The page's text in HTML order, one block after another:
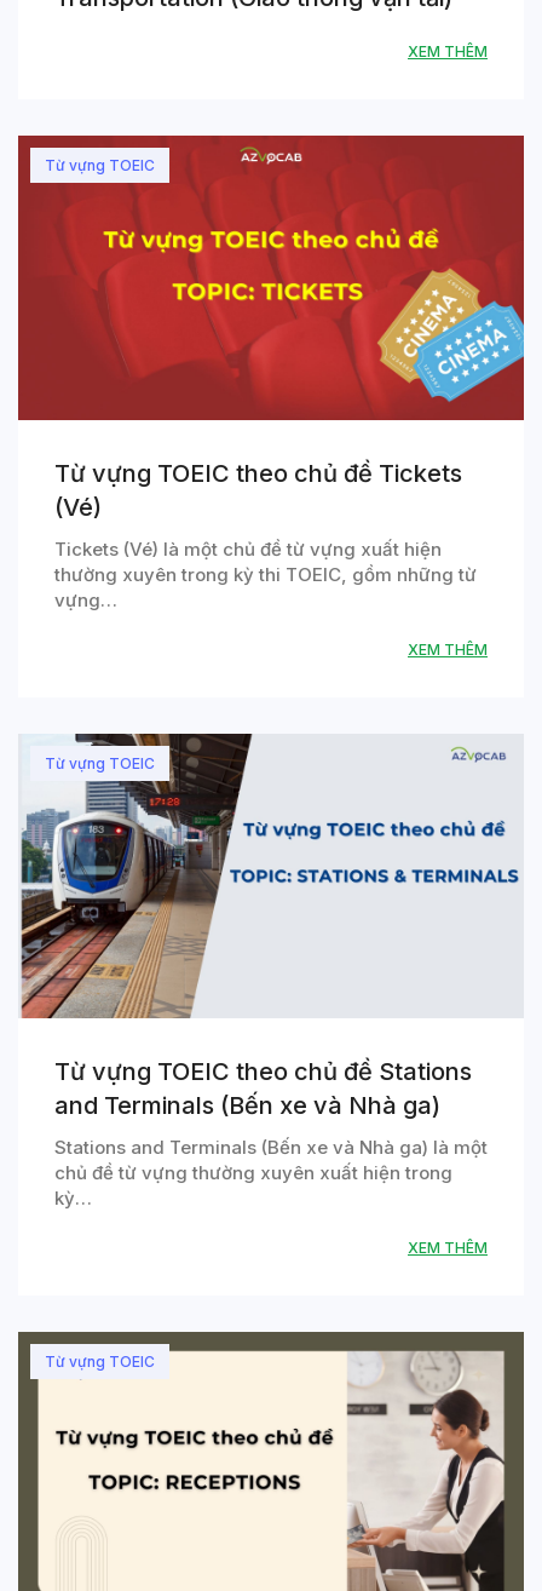
XEM THÊM
Từ vựng TOEIC
Từ vựng TOEIC theo chủ đề Tickets
(Vé)
Tickets (Vé) là một chủ đề từ vựng xuất hiện
thường xuyên trong kỳ thi TOEIC, gồm những từ
vựng…
XEM THÊM
Từ vựng TOEIC
Từ vựng TOEIC theo chủ đề Stations
and Terminals (Bến xe và Nhà ga)
Stations and Terminals (Bến xe và Nhà ga) là một
chủ đề từ vựng thường xuyên xuất hiện trong
kỳ…
XEM THÊM
Từ vựng TOEIC